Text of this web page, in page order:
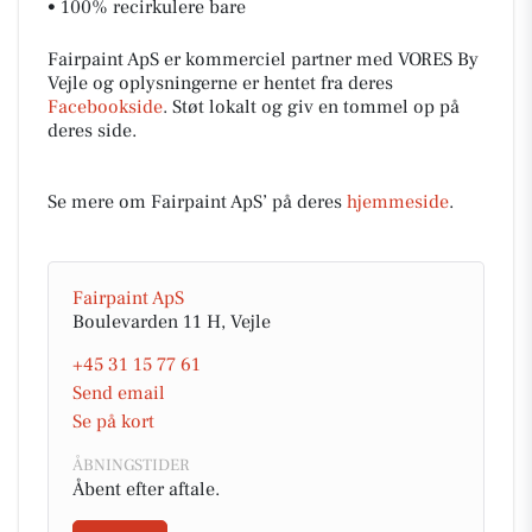
• 100% recirkulere bare
Fairpaint ApS er kommerciel partner med VORES By
Vejle og oplysningerne er hentet fra deres
Facebookside. Støt lokalt og giv en tommel op på
deres side.
Se mere om Fairpaint ApS’ på deres hjemmeside.
Fairpaint ApS
Boulevarden 11 H, Vejle
+45 31 15 77 61
Send email
Se på kort
ÅBNINGSTIDER
Åbent efter aftale.